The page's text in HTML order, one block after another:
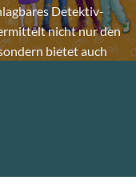
Detektiv-
nicht nur den
bietet auch